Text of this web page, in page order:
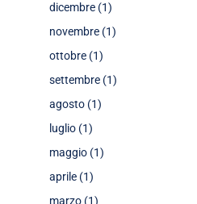
dicembre (1)
novembre (1)
ottobre (1)
settembre (1)
agosto (1)
luglio (1)
maggio (1)
aprile (1)
marzo (1)